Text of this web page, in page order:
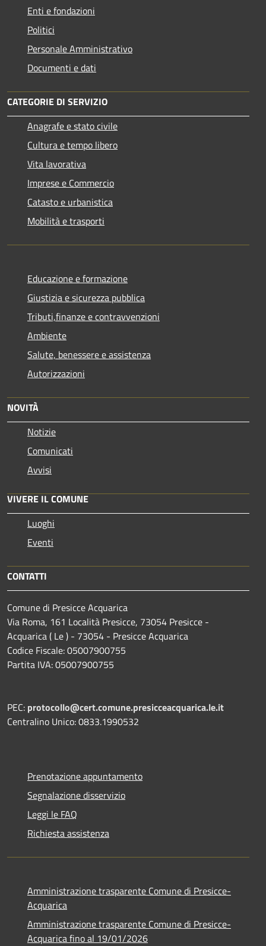
Enti e fondazioni
Politici
Personale Amministrativo
Documenti e dati
CATEGORIE DI SERVIZIO
Anagrafe e stato civile
Cultura e tempo libero
Vita lavorativa
Imprese e Commercio
Catasto e urbanistica
Mobilità e trasporti
Educazione e formazione
Giustizia e sicurezza pubblica
Tributi,finanze e contravvenzioni
Ambiente
Salute, benessere e assistenza
Autorizzazioni
NOVITÀ
Notizie
Comunicati
Avvisi
VIVERE IL COMUNE
Luoghi
Eventi
CONTATTI
Comune di Presicce Acquarica
Via Roma, 161 Località Presicce, 73054 Presicce -
Acquarica ( Le ) - 73054 - Presicce Acquarica
Codice Fiscale: 05007900755
Partita IVA: 05007900755
PEC: protocollo@cert.comune.presicceacquarica.le.it
Centralino Unico: 0833.1990532
Prenotazione appuntamento
Segnalazione disservizio
Leggi le FAQ
Richiesta assistenza
Amministrazione trasparente Comune di Presicce-
Acquarica
Amministrazione trasparente Comune di Presicce-
Acquarica fino al 19/01/2026